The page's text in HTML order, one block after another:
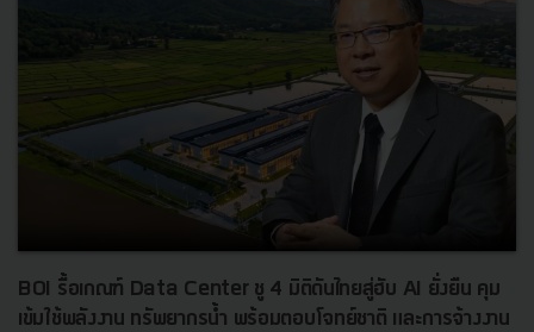
BOI รื้อเกณฑ์ Data Center ชู 4 มิติดันไทยสู่ฮับ AI ยั่งยืน คุม
เข้มใช้พลังงาน ทรัพยากรน้ำ พร้อมตอบโจทย์ชาติ และการจ้างงาน